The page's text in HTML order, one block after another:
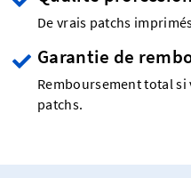
De vrais patchs
Garantie de
Remboursement total si
patchs.